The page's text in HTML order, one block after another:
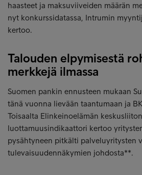
haasteet ja maksuviiveiden määrän
nyt konkurssidatassa, Intrumin
kertoo.
Talouden elpymisestä
merkkejä ilmassa
Suomen pankin ennusteen mukaan
tänä vuonna lievään taantumaan ja
Toisaalta Elinkeinoelämän
luottamuusindikaattori kertoo
pysähtyneen pitkälti palveluyritysten
tulevaisuudennäkymien johdosta**.